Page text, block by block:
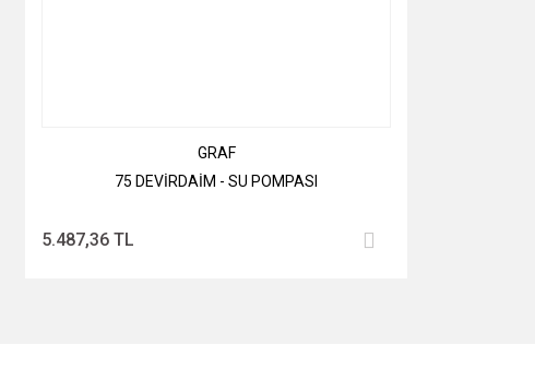
GRAF
75 DEVİRDAİM - SU POMPASI
5.487,36 TL